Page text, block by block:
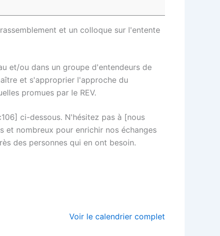
et un colloque sur l'entente
et/ou dans un groupe d'entendeurs de
et s'approprier l'approche du
promues par le REV.
ci-dessous. N'hésitez pas à [nous
et nombreux pour enrichir nos échanges
des personnes qui en ont besoin.
Voir le calendrier complet